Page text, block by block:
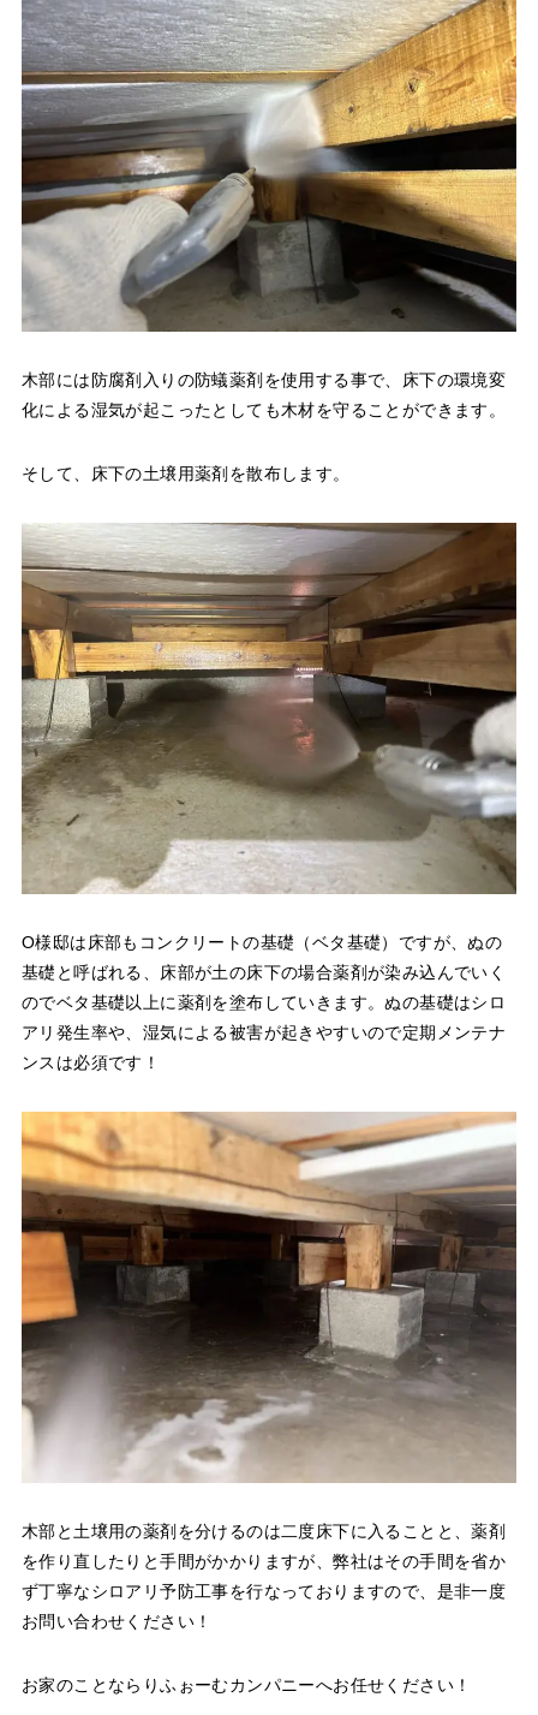
木部には防腐剤入りの防蟻薬剤を使用する事で、床下の環境変
化による湿気が起こったとしても木材を守ることができます。
そして、床下の土壌用薬剤を散布します。
O様邸は床部もコンクリートの基礎（ベタ基礎）ですが、ぬの
基礎と呼ばれる、床部が土の床下の場合薬剤が染み込んでいく
のでベタ基礎以上に薬剤を塗布していきます。ぬの基礎はシロ
アリ発生率や、湿気による被害が起きやすいので定期メンテナ
ンスは必須です！
木部と土壌用の薬剤を分けるのは二度床下に入ることと、薬剤
を作り直したりと手間がかかりますが、弊社はその手間を省か
ず丁寧なシロアリ予防工事を行なっておりますので、是非一度
お問い合わせください！
お家のことならりふぉーむカンパニーへお任せください！